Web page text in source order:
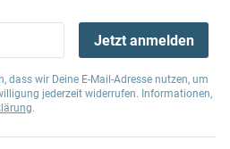
Jetzt anmelden
wir Deine E-Mail-Adresse nutzen, um
jederzeit widerrufen. Informationen,
.